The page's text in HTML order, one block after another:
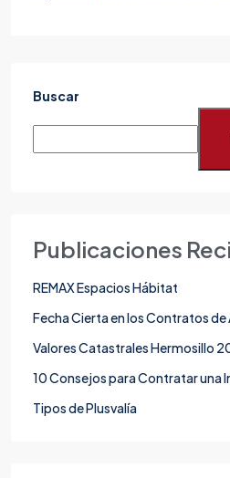
Buscar
Publicaciones
REMAX Espacios Hábitat
Fecha Cierta en los Contratos
Valores Catastrales Hermosillo
10 Consejos para Contratar una
Tipos de Plusvalía